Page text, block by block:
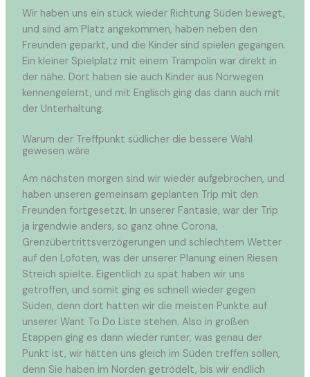
Wir haben uns ein stück wieder Richtung Süden bewegt,
und sind am Platz angekommen, haben neben den
Freunden geparkt, und die Kinder sind spielen gegangen.
Ein kleiner Spielplatz mit einem Trampolin war direkt in
der nähe. Dort haben sie auch Kinder aus Norwegen
kennengelernt, und mit Englisch ging das dann auch mit
der Unterhaltung.
Warum der Treffpunkt südlicher die bessere Wahl
gewesen wäre
Am nächsten morgen sind wir wieder aufgebrochen, und
haben unseren gemeinsam geplanten Trip mit den
Freunden fortgesetzt. In unserer Fantasie, war der Trip
ja irgendwie anders, so ganz ohne Corona,
Grenzübertrittsverzögerungen und schlechtem Wetter
auf den Lofoten, was der unserer Planung einen Riesen
Streich spielte. Eigentlich zu spät haben wir uns
getroffen, und somit ging es schnell wieder gegen
Süden, denn dort hatten wir die meisten Punkte auf
unserer Want To Do Liste stehen. Also in großen
Etappen ging es dann wieder runter, was genau der
Punkt ist, wir hätten uns gleich im Süden treffen sollen,
denn Sie haben im Norden getrödelt, bis wir endlich